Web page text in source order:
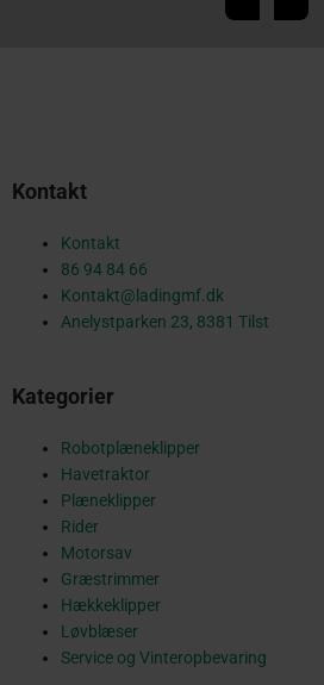
b
k
Kontakt
Kontakt
86 94 84 66
Kontakt@ladingmf.dk
Anelystparken 23, 8381 Tilst
Kategorier
Robotplæneklipper
Havetraktor
Plæneklipper
Rider
Motorsav
Græstrimmer
Hækkeklipper
Løvblæser
Service og Vinteropbevaring